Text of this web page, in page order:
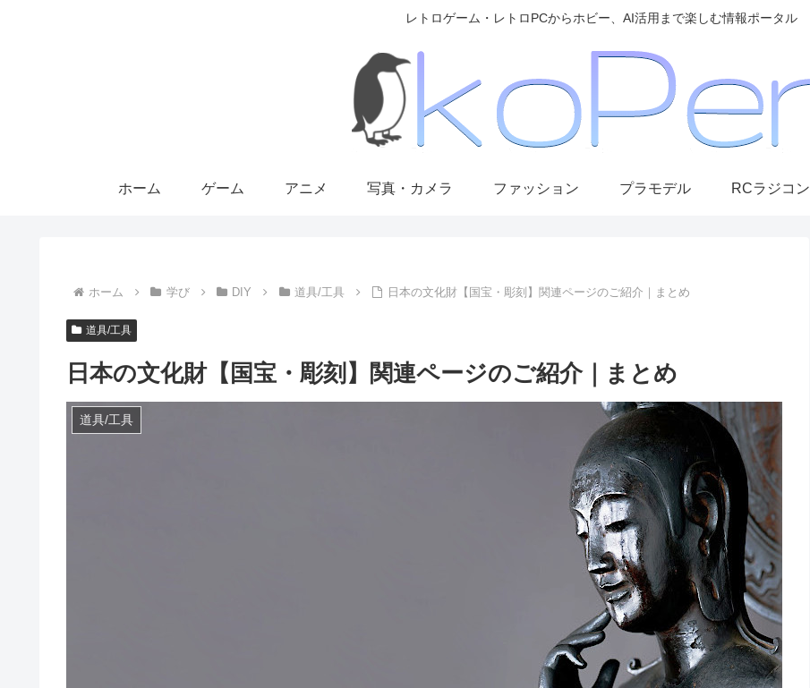
レトロゲーム・レトロPCからホビー、AI活用まで楽しむ情報ポータル
ホーム ゲーム アニメ 写真・カメラ ファッション プラモデル RCラジコン
ホーム 学び DIY 道具/工具 日本の文化財【国宝・彫刻】関連ページのご紹介｜まとめ
道具/工具
日本の文化財【国宝・彫刻】関連ページのご紹介｜まとめ
道具/工具